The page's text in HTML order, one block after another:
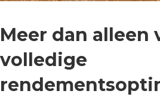
Meer dan alleen
volledige